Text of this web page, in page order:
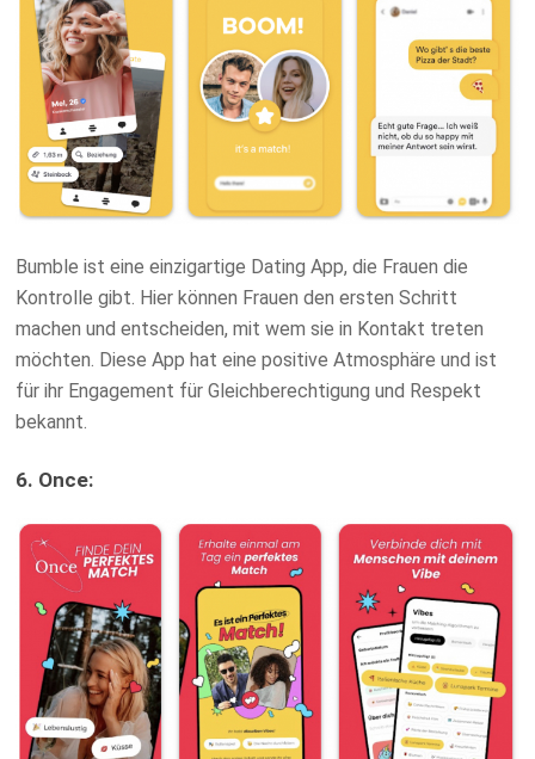
Bumble ist eine einzigartige Dating App, die Frauen die
Kontrolle gibt. Hier können Frauen den ersten Schritt
machen und entscheiden, mit wem sie in Kontakt treten
möchten. Diese App hat eine positive Atmosphäre und ist
für ihr Engagement für Gleichberechtigung und Respekt
bekannt.
6. Once: